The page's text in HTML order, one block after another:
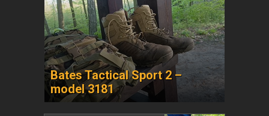
Bates Tactical Sport 2 –
model 3181